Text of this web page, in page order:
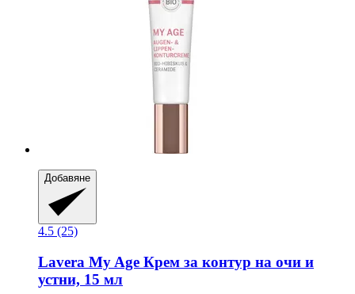
Добавяне
4.5 (25)
Lavera My Age Крем за контур на очи и
устни, 15 мл